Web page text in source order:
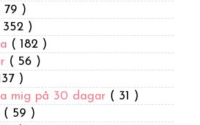
79 )
352 )
( 182 )
( 56 )
)
mig på 30 dagar ( 31 )
( 59 )